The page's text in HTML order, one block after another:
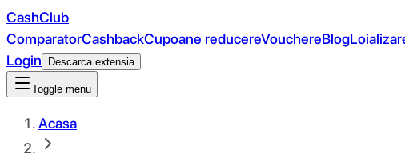
CashClub
ComparatorCashbackCupoane reducereVouchereBlog
Login
Descarca extensia
Toggle menu
Acasa